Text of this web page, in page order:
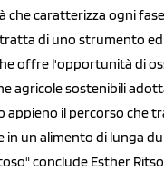
che caratterizza ogni
di uno strumento
offre l'opportunità di
agricole sostenibili
appieno il percorso che
in un alimento di lunga
conclude Esther